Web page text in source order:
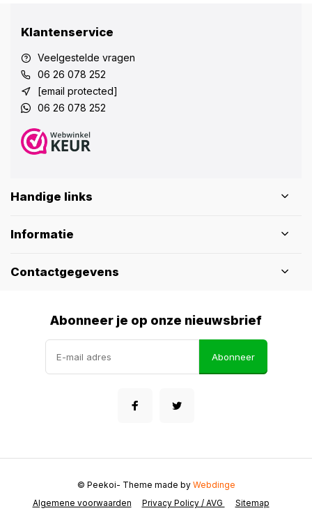
Klantenservice
Veelgestelde vragen
06 26 078 252
[email protected]
06 26 078 252
Handige links
Informatie
Contactgegevens
Abonneer je op onze nieuwsbrief
Abonneer
Algemene voorwaarden Privacy Policy / AVG Sitemap
© Peekoi- Theme made by Webdinge